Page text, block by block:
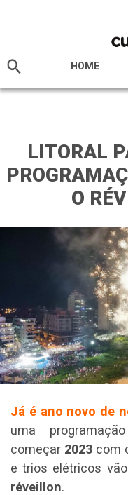
HOME
LITORAL
O
Já é ano novo de
uma
começar 2023 com
e trios elétricos
réveillon.